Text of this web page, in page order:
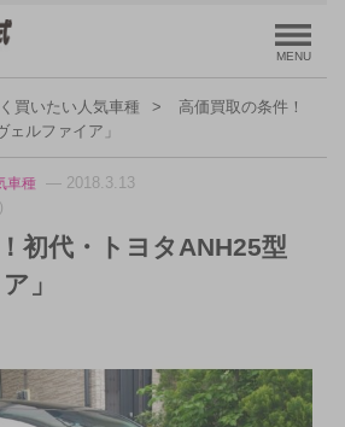
買いたい人気車種
高価買取の条件！
ルファイア」
車種 — 2018.3.13
初代・トヨタANH25型
」